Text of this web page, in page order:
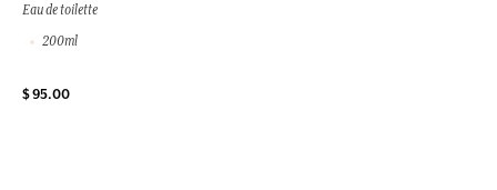
Eau de toilette
200ml
$ 95.00